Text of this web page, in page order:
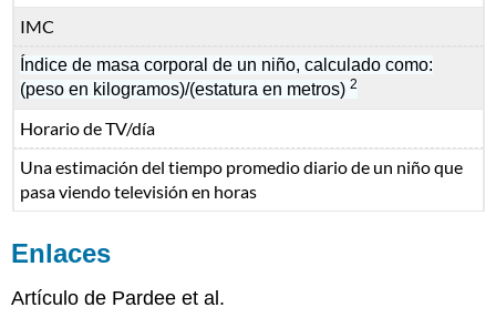
IMC
Índice de masa corporal de un niño, calculado como:
(peso en kilogramos)/(estatura en metros)2
Horario de TV/día
Una estimación del tiempo promedio diario de un niño que
pasa viendo televisión en horas
Enlaces
Artículo de Pardee et al.